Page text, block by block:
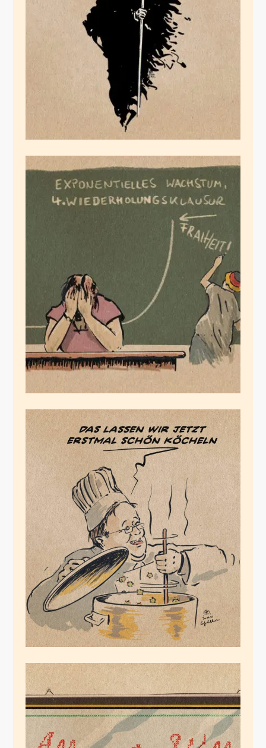
Der Tod trägt Triage
November 23, 2021
Freedomday
Oktober 23, 2021
Laschets Corona
Küche
Juli 30, 2021